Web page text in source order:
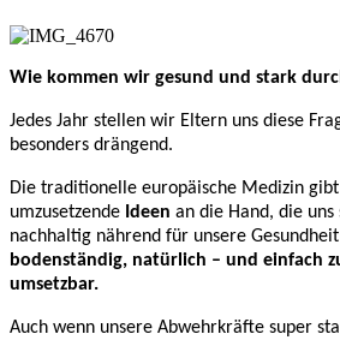
Wie kommen wir gesund und stark
Jedes Jahr stellen wir Eltern uns diese
besonders drängend.
Die traditionelle europäische Medizin
umzusetzende Ideen an die Hand, die
nachhaltig nährend für unsere
bodenständig, natürlich – und einfach
umsetzbar.
Auch wenn unsere Abwehrkräfte super